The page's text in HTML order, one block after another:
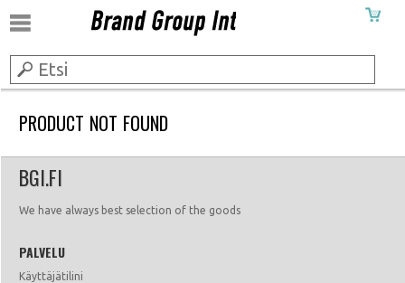
PRODUCT NOT FOUND
BGI.FI
We have always best selection of the goods
PALVELU
Käyttäjätilini